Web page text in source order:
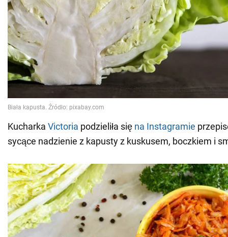
Kucharka Victoria podzieliła się na Instagramie
sycące nadzienie z kapusty z kuskusem, boczkiem i